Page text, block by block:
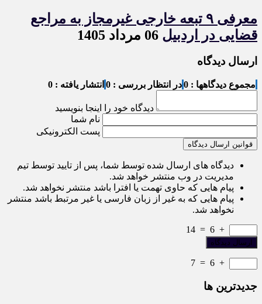
معرفی ۹ تبعه خارجی غیرمجاز به مراجع
قضایی در اردبیل
ارسال دیدگاه
مجموع دیدگاهها : 0 در انتظار بررسی : 0 انتشار یافته : 0
دیدگاه خود را اینجا بنویسید
نام شما
پست الکترونیکی
قوانین ارسال دیدگاه
دیدگاه های ارسال شده توسط شما، پس از تایید توسط تیم
مدیریت در وب منتشر خواهد شد.
پیام هایی که حاوی تهمت یا افترا باشد منتشر نخواهد شد.
پیام هایی که به غیر از زبان فارسی یا غیر مرتبط باشد منتشر
نخواهد شد.
+
6
=
14
+
6
=
7
جديدترين ها